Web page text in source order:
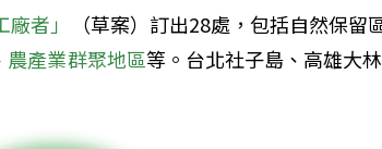
者」
（草案）訂出28處，包括自然保留
農產業群聚地區等。台北社子島、高雄大